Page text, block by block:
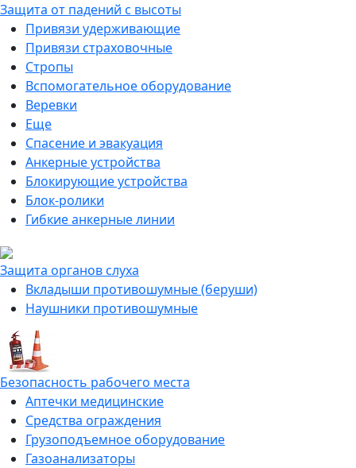
Защита от падений с высоты
Привязи удерживающие
Привязи страховочные
Стропы
Вспомогательное оборудование
Веревки
Еще
Спасение и эвакуация
Анкерные устройства
Блокирующие устройства
Блок-ролики
Гибкие анкерные линии
Защита органов слуха
Вкладыши противошумные (беруши)
Наушники противошумные
Безопасность рабочего места
Аптечки медицинские
Средства ограждения
Грузоподъемное оборудование
Газоанализаторы